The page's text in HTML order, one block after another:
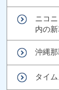
ニコ
内の新
沖縄
タイ